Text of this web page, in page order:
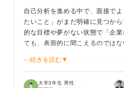
自己分析を進める中で、面接で
たいこと」がまだ明確に見つか
的な目標や夢がない状態で「企
ても、表面的に聞こえるのではな
周囲の友人は「〇〇の分野で起
に焦りを感じています。
⋯続きを読む▼
大学3年生 男性